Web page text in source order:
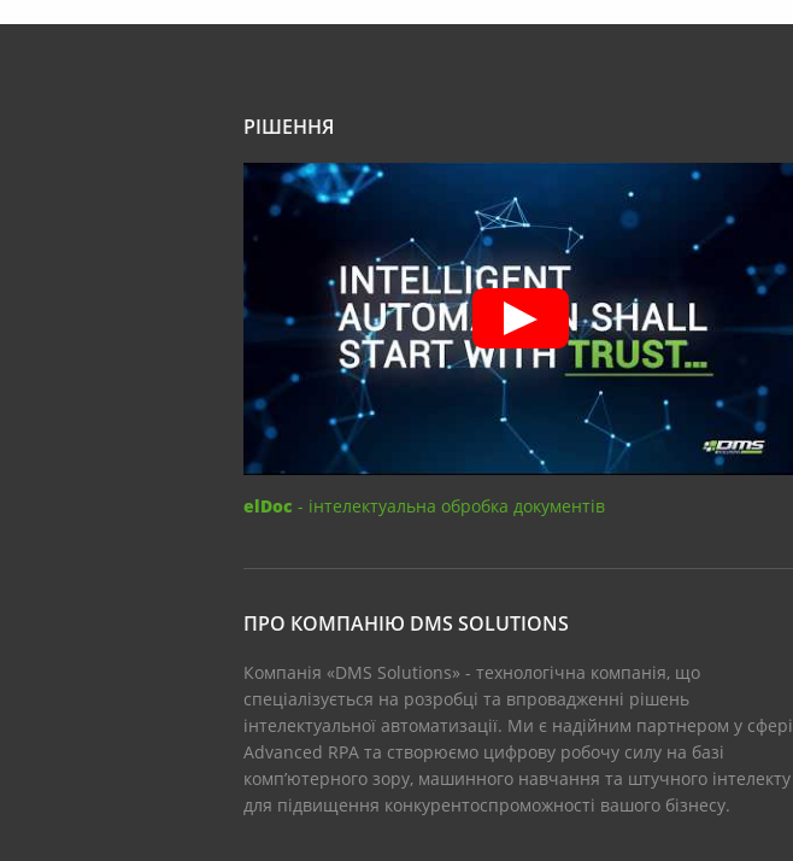
РІШЕННЯ
elDoc - інтелектуальна обробка документів
ПРО КОМПАНІЮ DMS SOLUTIONS
Компанія «DMS Solutions» - технологічна компанія, що
спеціалізується на розробці та впровадженні рішень
інтелектуальної автоматизації. Ми є надійним партнером у сфері
Advanced RPA та створюємо цифрову робочу силу на базі
комп’ютерного зору, машинного навчання та штучного інтелекту
для підвищення конкурентоспроможності вашого бізнесу.